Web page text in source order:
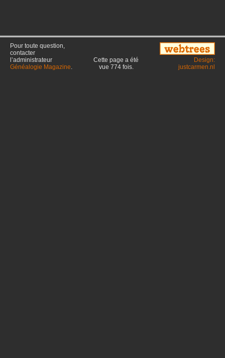
Pour toute question,
contacter
l’administrateur
Généalogie Magazine.
Cette page a été
vue 774fois.
Design:
justcarmen.nl